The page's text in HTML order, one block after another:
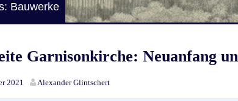
Bauwerke
Garnisonkirche: Neuanfang
2021 Alexander Glintschert